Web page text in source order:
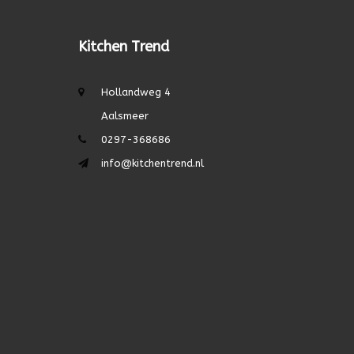
Kitchen Trend
Hollandweg 4
Aalsmeer
0297-368686
info@kitchentrend.nl